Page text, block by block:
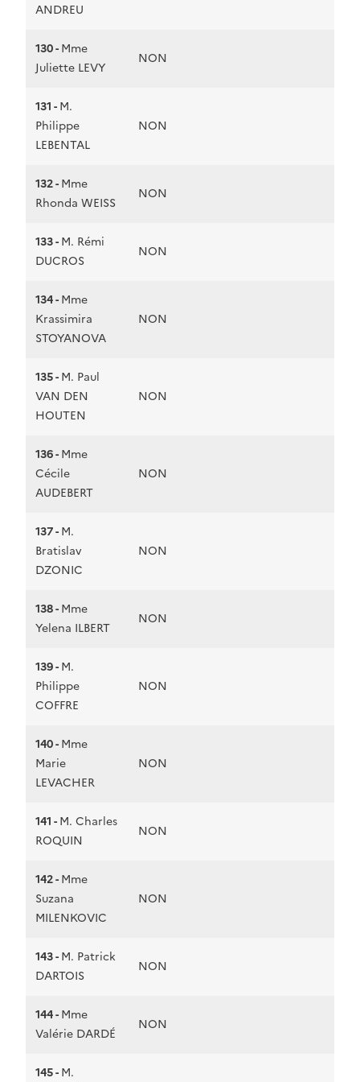
ANDREU
130 -Mme
Juliette LEVY
NON
131 -M.
Philippe
LEBENTAL
NON
132 -Mme
Rhonda WEISS
NON
133 -M. Rémi
DUCROS
NON
134 -Mme
Krassimira
STOYANOVA
NON
135 -M. Paul
VAN DEN
HOUTEN
NON
136 -Mme
Cécile
AUDEBERT
NON
137 -M.
Bratislav
DZONIC
NON
138 -Mme
Yelena ILBERT
NON
139 -M.
Philippe
COFFRE
NON
140 -Mme
Marie
LEVACHER
NON
141 -M. Charles
ROQUIN
NON
142 -Mme
Suzana
MILENKOVIC
NON
143 -M. Patrick
DARTOIS
NON
144 -Mme
Valérie DARDÉ
NON
145 -M.